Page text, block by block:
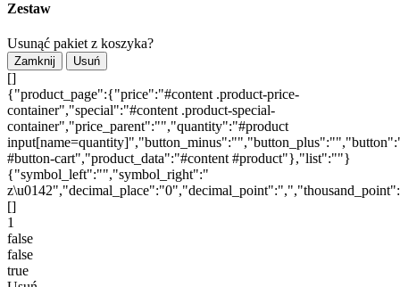
Zestaw
Usunąć pakiet z koszyka?
Zamknij Usuń
[]
{"product_page":{"price":"#content .product-price-
container","special":"#content .product-special-
container","price_parent":"","quantity":"#product
#button-cart","product_data":"#content #product"},"list":""}
{"symbol_left":"","symbol_right":"
[]
1
false
false
true